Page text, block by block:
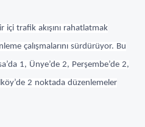
içi trafik akışını rahatlatmak
çalışmalarını sürdürüyor. Bu
1, Ünye’de 2, Perşembe’de 2,
2 noktada düzenlemeler